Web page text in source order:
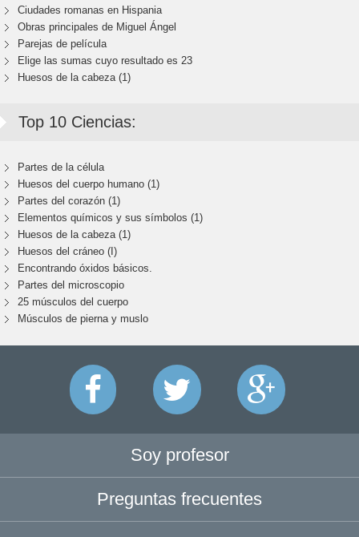
Ciudades romanas en Hispania
Obras principales de Miguel Ángel
Parejas de película
Elige las sumas cuyo resultado es 23
Huesos de la cabeza (1)
Top 10 Ciencias:
Partes de la célula
Huesos del cuerpo humano (1)
Partes del corazón (1)
Elementos químicos y sus símbolos (1)
Huesos de la cabeza (1)
Huesos del cráneo (I)
Encontrando óxidos básicos.
Partes del microscopio
25 músculos del cuerpo
Músculos de pierna y muslo
Soy profesor
Preguntas frecuentes